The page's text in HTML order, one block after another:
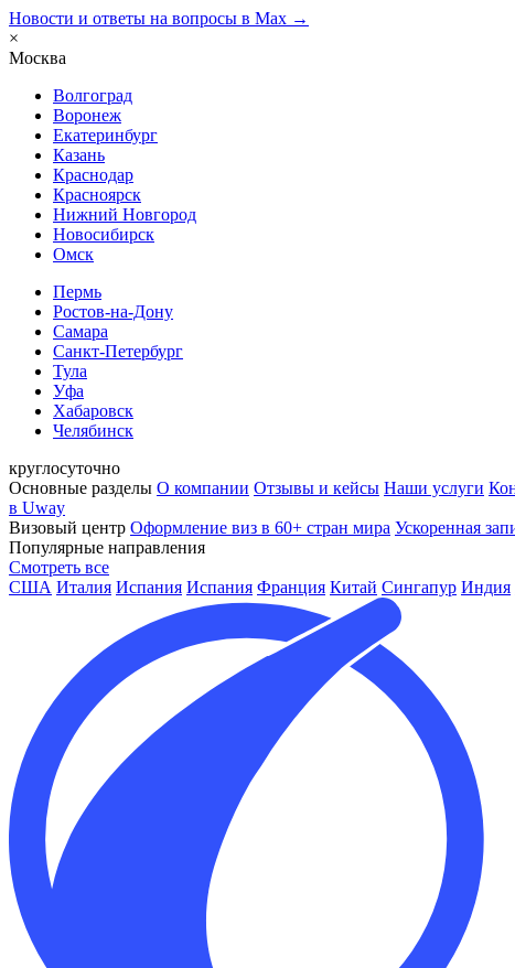
Новости и ответы на вопросы в Max →
×
Москва
Волгоград
Воронеж
Екатеринбург
Казань
Краснодар
Красноярск
Нижний Новгород
Новосибирск
Омск
Пермь
Ростов-на-Дону
Самара
Санкт-Петербург
Тула
Уфа
Хабаровск
Челябинск
круглосуточно
Основные разделы О компании Отзывы и кейсы Наши услуги
в Uway
Визовый центр Оформление виз в 60+ стран мира Ускоренная
Популярные направления
Смотреть все
США Италия Испания Испания Франция Китай Сингапур Индия